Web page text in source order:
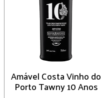
Amável Costa Vinho do
Porto Tawny 10 Anos